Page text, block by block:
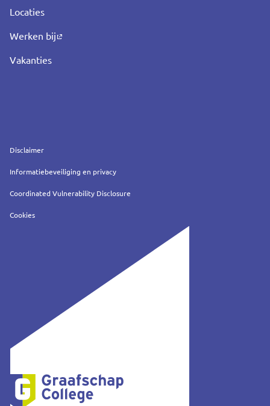
Locaties
Werken bij
Vakanties
Service
Disclaimer
Informatiebeveiliging en privacy
Coordinated Vulnerability Disclosure
Cookies